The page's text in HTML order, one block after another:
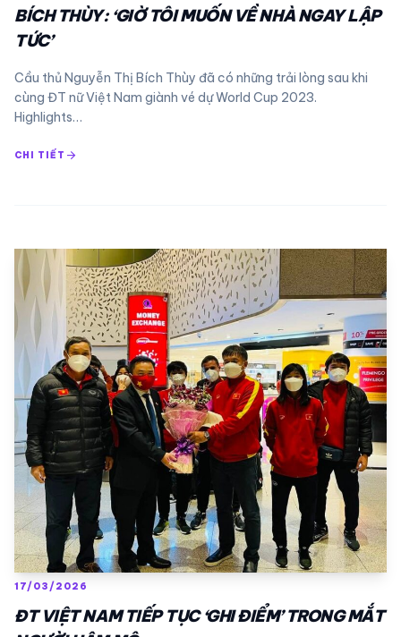
BÍCH THÙY: ‘GIỜ TÔI MUỐN VỀ NHÀ NGAY LẬP
TỨC’
Cầu thủ Nguyễn Thị Bích Thùy đã có những trải lòng sau khi
cùng ĐT nữ Việt Nam giành vé dự World Cup 2023.
Highlights…
CHI TIẾT arrow_forward
17/03/2026
ĐT VIỆT NAM TIẾP TỤC ‘GHI ĐIỂM’ TRONG MẮT